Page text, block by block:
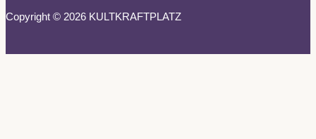
Copyright © 2026 KULTKRAFTPLATZ